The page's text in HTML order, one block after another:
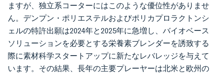
ますが、独立系コーターにはこのような優位性がありませ
ん。デンプン・ポリエステルおよびポリカプロラクトンシ
ェルの特許出願は2024年と2025年に急増し、バイオベース
ソリューションを必要とする栄養素ブレンダーを誘致する
際に素材科学スタートアップに新たなレバレッジを与えて
います。その結果、長年の主要プレーヤーは北米と欧州の